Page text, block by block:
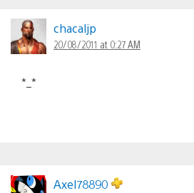
chacaljp
20/08/2011 at 0:27 AM
*_*
Axel78890